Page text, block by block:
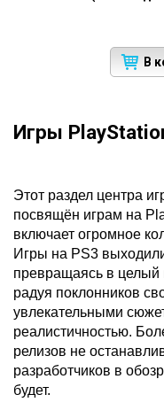
В
Игры
Этот раздел центра
посвящён играм на
включает огромное
Игры на PS3
превращаясь в целый
радуя поклонников
увлекательными
реалистичностью.
релизов не
разработчиков в
будет.